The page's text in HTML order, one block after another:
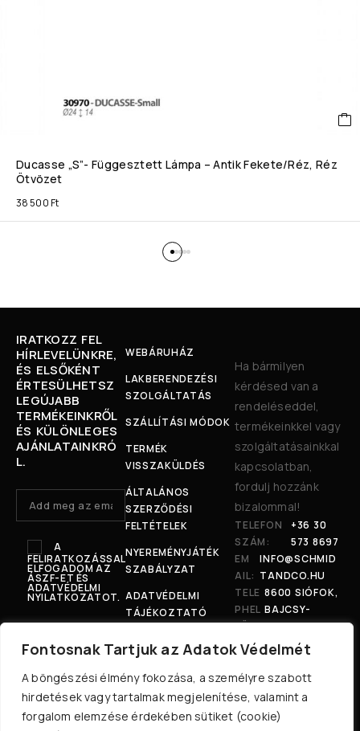
Fontosnak Tartjuk az Adatok Védelmét
A böngészési élmény fokozása, a személyre szabott
hirdetések vagy tartalmak megjelenítése, valamint a
forgalom elemzése érdekében sütiket (cookie)
Ducasse „S”- Függesztett Lámpa – Antik Fekete/réz, Réz
Ötvözet
38 500 Ft
IRATKOZZ FEL
HÍRLEVELÜNKRE,
ÉS ELSŐKÉNT
ÉRTESÜLHETSZ
LEGÚJABB
TERMÉKEINKRŐL
ÉS KÜLÖNLEGES
AJÁNLATAINKRÓ
L.
A
FELIRATKOZÁSSAL
ELFOGADOM AZ
ÁSZF-ET ÉS
ADATVÉDELMI
NYILATKOZATOT.
WEBÁRUHÁZ
LAKBERENDEZÉSI
SZOLGÁLTATÁS
SZÁLLÍTÁSI MÓDOK
TERMÉK
VISSZAKÜLDÉS
ÁLTALÁNOS
SZERZŐDÉSI
FELTÉTELEK
NYEREMÉNYJÁTÉK
SZABÁLYZAT
ADATVÉDELMI
TÁJÉKOZTATÓ
Ha bármilyen
kérdésed van a
rendeléseddel,
termékeinkkel vagy
szolgáltatásainkkal
kapcsolatban,
fordulj hozzánk
bizalommal!
TELEFON
SZÁM:
+36 30
573 8697
EM
AIL:
INFO@SCHMID
TANDCO.HU
TELE
PHEL
YÜNK
8600 SIÓFOK,
BAJCSY-
ZSILINSZKY U.
207.